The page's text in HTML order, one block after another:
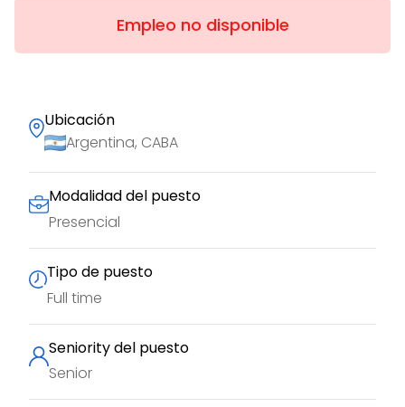
Empleo no disponible
Ubicación
Argentina, CABA
Modalidad del puesto
Presencial
Tipo de puesto
Full time
Seniority del puesto
Senior